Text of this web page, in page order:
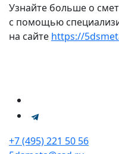
Узнайте больше о
с помощью
на сайте https://
+7 (495) 221 50 56